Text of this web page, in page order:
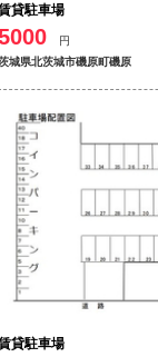
貸駐車場
円
城県北茨城市磯原町磯原
貸駐車場